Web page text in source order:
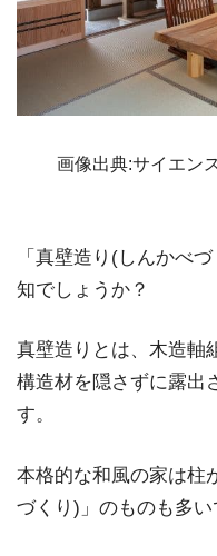
画像出典:サイエン
「真壁造り(しんかべ
知でしょうか？
真壁造りとは、木造軸
構造材を隠さずに露出
す。
本格的な和風の家は柱
づくり)」のものも多い